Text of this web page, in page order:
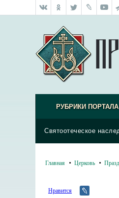
РУБРИКИ ПОРТАЛА
Святоотеческое
Главная Церковь
Нравится